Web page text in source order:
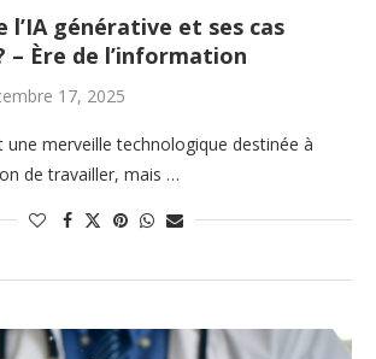
l’IA générative et ses cas
– Ère de l’information
17, 2025
une merveille technologique destinée à
de travailler, mais …